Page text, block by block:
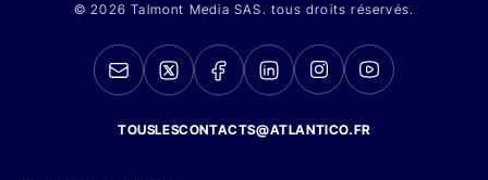
© 2026 Talmont Media SAS. tous droits réservés.
TOUSLESCONTACTS@ATLANTICO.FR